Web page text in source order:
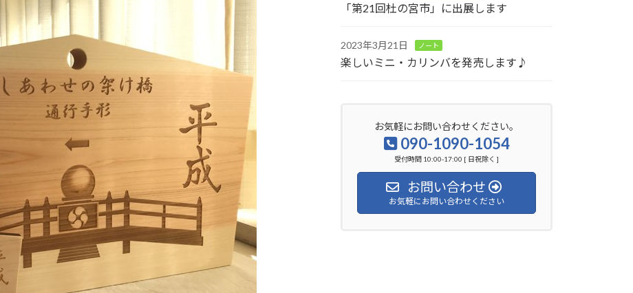
「第21回杜の宮市」に出展します
2023年3月21日 ノート
楽しいミニ・カリンバを発売します♪
お気軽にお問い合わせください。
090-1090-1054
受付時間 10:00-17:00 [ 日祝除く ]
お問い合わせ
お気軽にお問い合わせください